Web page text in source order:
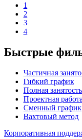
1
2
3
4
Быстрые
Частичная
Гибкий график
Полная занятость
Проектная работа
Сменный график
Вахтовый метод
Корпоративная